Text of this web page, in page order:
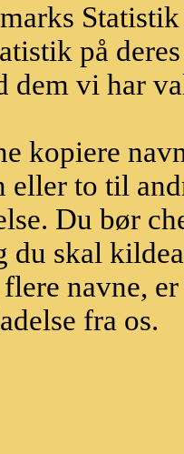
på
dem vi har
kopiere
eller to til
Du bør
du skal
navne,
fra os.